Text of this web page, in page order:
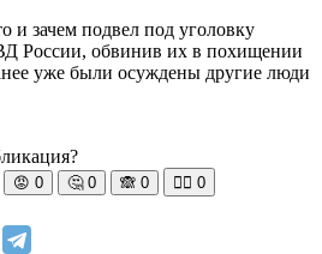
и зачем подвел под уголовку
России, обвинив их в похищении
уже были осуждены другие люди
😡 0 🤔 0 🙈 0 🧘‍♀️ 0